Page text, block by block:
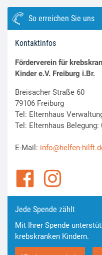
So erreichen Sie uns
Kontaktinfos
Förderverein für
Kinder e.V. Freiburg i.Br.
Breisacher Straße 60
79106 Freiburg
Tel: Elternhaus
Tel: Elternhaus Belegung:
E-Mail: info@helfen-
Jede Spende zählt
Mit Ihrer Spende
krebskranken Kindern.